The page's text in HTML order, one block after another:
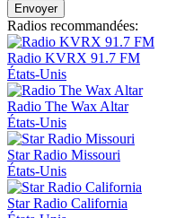
Envoyer
Radios recommandées:
Radio KVRX 91.7 FM
États-Unis
Radio The Wax Altar
États-Unis
Star Radio Missouri
États-Unis
Star Radio California